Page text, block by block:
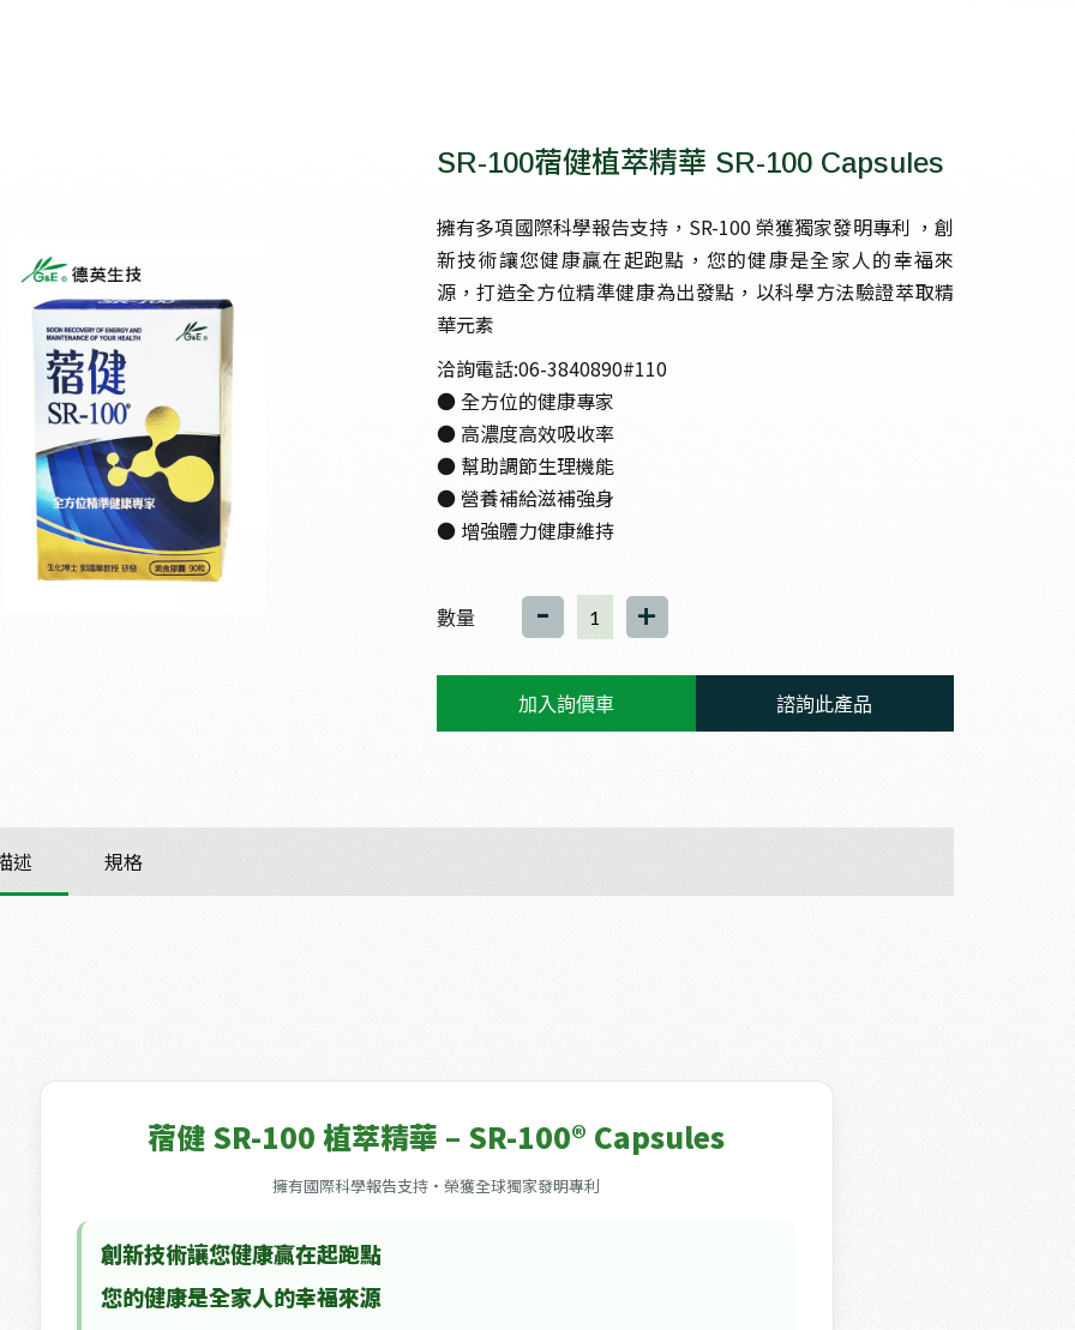
SR-100蓿健植萃精華 SR-100 Capsules
擁有多項國際科學報告支持，SR-100 榮獲獨家發明專利 ，創
新技術讓您健康贏在起跑點，您的健康是全家人的幸福來
源，打造全方位精準健康為出發點，以科學方法驗證萃取精
華元素
洽詢電話:06-3840890#110
● 全方位的健康專家
● 高濃度高效吸收率
● 幫助調節生理機能
● 營養補給滋補強身
● 增強體力健康維持
數量 - +
加入詢價車 諮詢此產品
述 規格
蓿健 SR-100 植萃精華 – SR-100® Capsules
擁有國際科學報告支持・榮獲全球獨家發明專利
創新技術讓您健康贏在起跑點
您的健康是全家人的幸福來源